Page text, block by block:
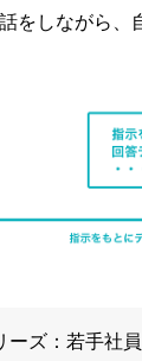
をしながら
ーズ：若手社